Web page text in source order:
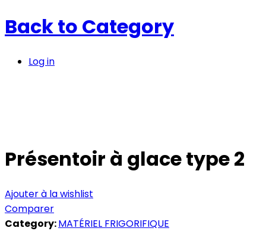
Back to Category
Log in
Présentoir à glace type 2
Ajouter à la wishlist
Comparer
Category:MATÉRIEL FRIGORIFIQUE